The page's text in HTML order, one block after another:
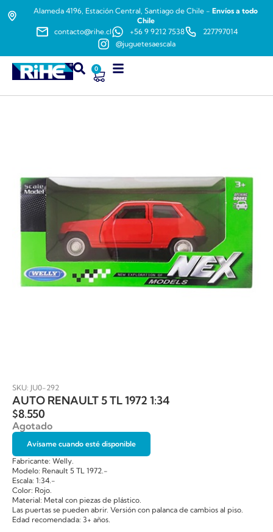
Alameda 4196, Estación Central, Santiago de Chile - Envíos a todo
Chile
contacto@rihe.cl
+56 9 9212 7538
227797014
@juguetesaescala
0
SKU: JU0-292
AUTO RENAULT 5 TL 1972 1:34
$8.550
Agotado
Avísame cuando esté disponible
Fabricante: Welly.
Modelo: Renault 5 TL 1972.-
Escala: 1:34.-
Color: Rojo.
Material: Metal con piezas de plástico.
Las puertas se pueden abrir. Versión con palanca de cambios al piso.
Edad recomendada: 3+ años.